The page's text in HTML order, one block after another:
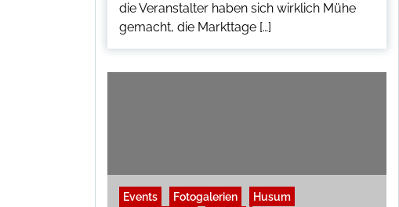
die Veranstalter haben sich wirklich Mühe
gemacht, die Markttage […]
Events Fotogalerien Husum